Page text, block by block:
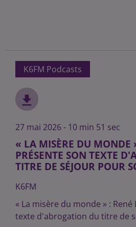
K6FM Podcasts
27 mai 2026 - 10 min 51 sec
« LA MISÈRE DU MONDE
PRÉSENTE SON TEXTE
TITRE DE SÉJOUR POUR
K6FM
« La misère du monde » :
texte d'abrogation du titre de